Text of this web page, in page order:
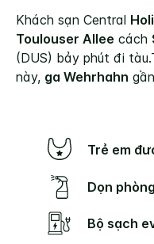
Khách sạn Central
Toulouser Allee cách
(DUS) bảy phút đi tàu.
này, ga Wehrhahn
Trẻ em
Dọn
Bộ sạch